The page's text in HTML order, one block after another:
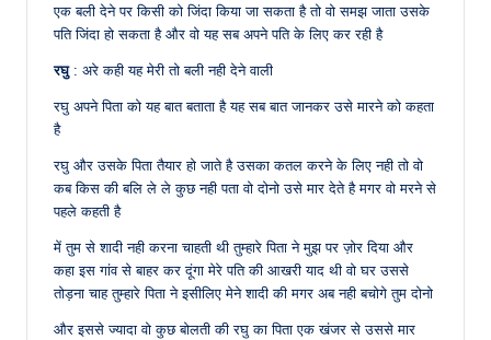
एक बली देने पर किसी को जिंदा किया जा सकता है तो वो समझ जाता उसके
पति जिंदा हो सकता है और वो यह सब अपने पति के लिए कर रही है
रघु: अरे कही यह मेरी तो बली नही देने वाली
रघु अपने पिता को यह बात बताता है यह सब बात जानकर उसे मारने को कहता
है
रघु और उसके पिता तैयार हो जाते है उसका कतल करने के लिए नही तो वो
कब किस की बलि ले ले कुछ नही पता वो दोनो उसे मार देते है मगर वो मरने से
पहले कहती है
में तुम से शादी नही करना चाहती थी तुम्हारे पिता ने मुझ पर ज़ोर दिया और
कहा इस गांव से बाहर कर दूंगा मेरे पति की आखरी याद थी वो घर उससे
तोड़ना चाह तुम्हारे पिता ने इसीलिए मेने शादी की मगर अब नही बचोगे तुम दोनो
और इससे ज्यादा वो कुछ बोलती की रघु का पिता एक खंजर से उससे मार